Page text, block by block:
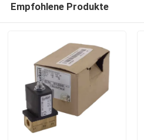
Empfohlene Produkte